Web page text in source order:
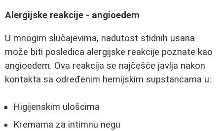
Alergijske reakcije - angioedem
U mnogim slučajevima, nadutost stidnih usana
može biti posledica alergijske reakcije poznate kao
angioedem. Ova reakcija se najčešće javlja nakon
kontakta sa određenim hemijskim supstancama u:
Higijenskim ulošcima
Kremama za intimnu negu